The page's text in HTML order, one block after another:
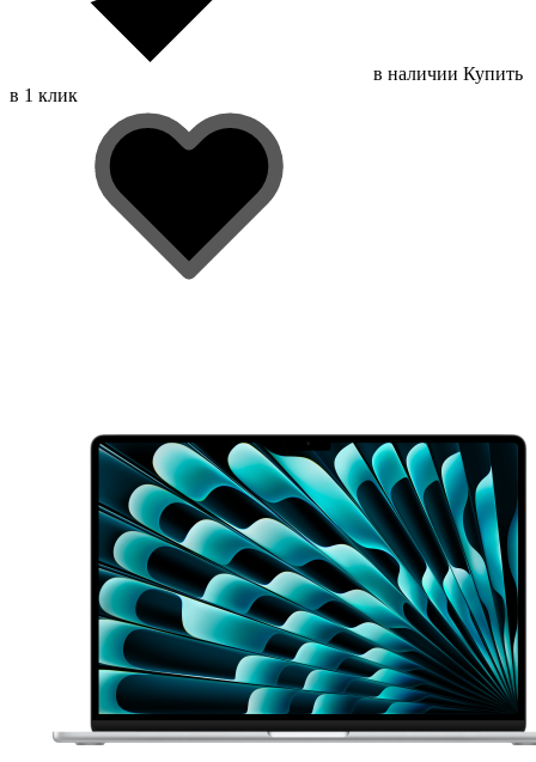
в наличии Купить
в 1 клик